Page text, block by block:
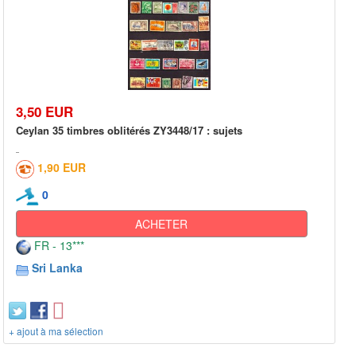
3,50 EUR
Ceylan 35 timbres oblitérés ZY3448/17 : sujets
1,90 EUR
0
ACHETER
FR - 13***
Sri Lanka
+ ajout à ma sélection